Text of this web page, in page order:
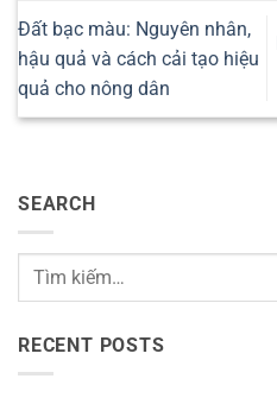
Đất bạc màu: Nguyên nhân,
hậu quả và cách cải tạo hiệu
quả cho nông dân
SEARCH
RECENT POSTS